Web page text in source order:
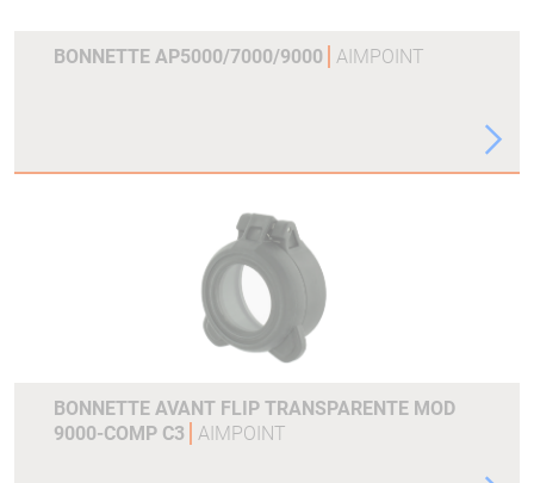
BONNETTE AP5000/7000/9000 AIMPOINT
BONNETTE AVANT FLIP TRANSPARENTE MOD
9000-COMP C3
AIMPOINT